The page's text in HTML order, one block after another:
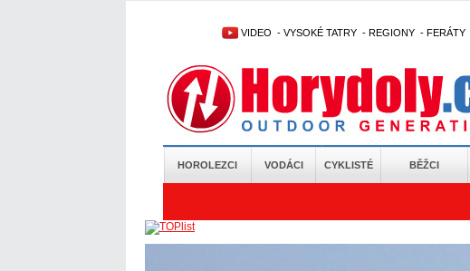
VIDEO - VYSOKÉ TATRY - REGIONY - FERÁTY
HOROLEZCI VODÁCI CYKLISTÉ BĚŽCI